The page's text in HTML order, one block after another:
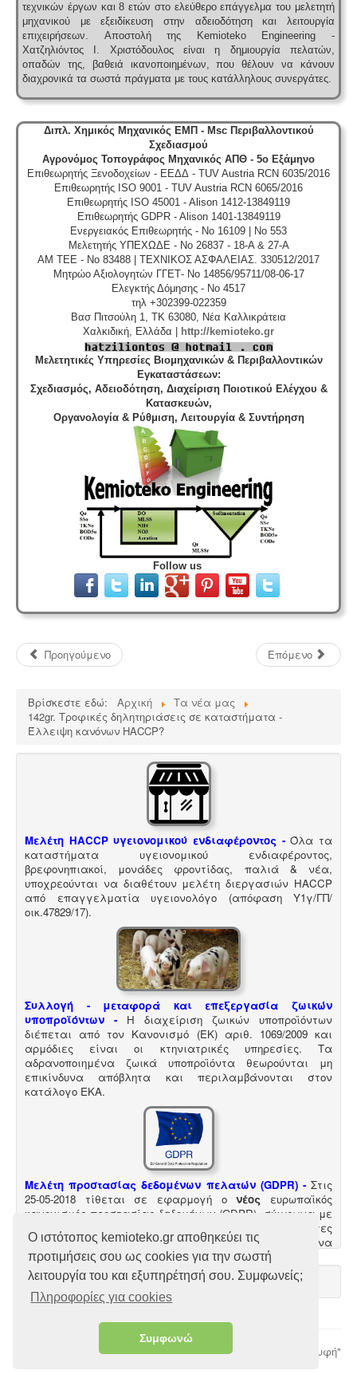
Ο ιστότοπος kemioteko.gr αποθηκεύει τις
προτιμήσεις σου ως cookies για την σωστή
λειτουργία του και εξυπηρέτησή σου. Συμφωνείς;
Πληροφορίες για cookies
Συμφωνώ
τεχνικών έργων και 8 ετών στο ελεύθερο επάγγελμα του μελετητή
μηχανικού με εξειδίκευση στην αδειοδότηση και λειτουργία
επιχειρήσεων. Αποστολή της Kemioteko Engineering -
Χατζηλιόντος Ι. Χριστόδουλος είναι η δημιουργία πελατών,
οπαδών της, βαθειά ικανοποιημένων, που θέλουν να κάνουν
διαχρονικά τα σωστά πράγματα με τους κατάλληλους συνεργάτες.
Διπλ. Χημικός Μηχανικός ΕΜΠ - Msc Περιβαλλοντικού
Σχεδιασμού
Αγρονόμος Τοπογράφος Μηχανικός ΑΠΘ - 5ο Εξάμηνο
Επιθεωρητής Ξενοδοχείων - ΕΕΔΔ - TUV Austria RCN 6035/2016
Επιθεωρητής ISO 9001 - TUV Austria RCN 6065/2016
Επιθεωρητής ISO 45001 - Alison 1412-13849119
Επιθεωρητής GDPR - Alison 1401-13849119
Ενεργειακός Επιθεωρητής - No 16109 | No 553
Μελετητής ΥΠΕΧΩΔΕ - No 26837 - 18-A & 27-A
ΑΜ ΤΕΕ - No 83488 | ΤΕΧΝΙΚΟΣ ΑΣΦΑΛΕΙΑΣ. 330512/2017
Μητρώο Αξιολογητών ΓΓΕΤ- No 14856/95711/08-06-17
Ελεγκτής Δόμησης - No 4517
τηλ +302399-022359
Βασ Πιτσούλη 1, TK 63080, Νέα Καλλικράτεια
Χαλκιδική, Ελλάδα |
http://kemioteko.gr
Μελετητικές Υπηρεσίες Βιομηχανικών & Περιβαλλοντικών
Εγκαταστάσεων:
Σχεδιασμός, Αδειοδότηση, Διαχείριση Ποιοτικού Ελέγχου &
Κατασκευών,
Οργανολογία & Ρύθμιση, Λειτουργία & Συντήρηση
Follow us
Προηγούμενο Επόμενο
Βρίσκεστε εδώ: Αρχική
Τα νέα μας
142gr. Τροφικές δηλητηριάσεις σε καταστήματα -
Έλλειψη κανόνων HACCP?
Μελέτη HACCP υγειονομικού ενδιαφέροντος -Όλα τα
καταστήματα υγειονομικού ενδιαφέροντος,
βρεφονηπιακοί, μονάδες φροντίδας, παλιά & νέα,
υποχρεούνται να διαθέτουν μελέτη διεργασιών HACCP
από επαγγελματία υγειονολόγο (απόφαση Υ1γ/ΓΠ/
οικ.47829/17).
Συλλογή - μεταφορά και επεξεργασία ζωικών
υποπροϊόντων -
Η διαχείριση ζωικών υποπροϊόντων
διέπεται από τον Κανονισμό (ΕΚ) αριθ. 1069/2009 και
αρμόδιες είναι οι κτηνιατρικές υπηρεσίες. Τα
αδρανοποιημένα ζωικά υποπροϊόντα θεωρούνται μη
επικίνδυνα απόβλητα και περιλαμβάνονται στον
κατάλογο ΕΚΑ.
Μελέτη προστασίας δεδομένων πελατών (GDPR) - Στις
25-05-2018 τίθεται σε εφαρμογή ονέος ευρωπαϊκός
κανονισμός προστασίας δεδομένων (GDPR), σύμφωνα με
τον οποίο όλες οι επιχειρήσεις με Ευρωπαίους πελάτες
(περιλαμβανομένων και των Ελλήνων) θα πρέπει να
μπορούν να αποδείξουν, με την αναλογούσα μελέτη
προστασίας δεδομένων, ότι συμμορφώνονται με τις νέες
απαιτήσεις
"Επιστροφή στη Κορυφή"
© 2026 Χριστόδουλος Ι. Χατζηλιόντος